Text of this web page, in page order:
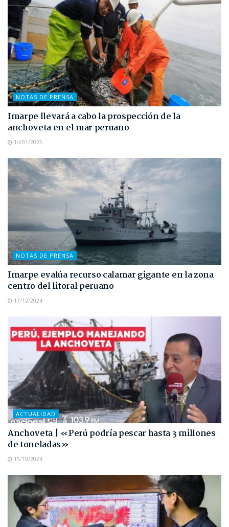
NOTAS DE PRENSA
Imarpe llevará a cabo la prospección de la
anchoveta en el mar peruano
14/01/2025
NOTAS DE PRENSA
Imarpe evalúa recurso calamar gigante en la zona
centro del litoral peruano
17/12/2024
ACTUALIDAD
Anchoveta | «Perú podría pescar hasta 3 millones
de toneladas»
15/10/2024